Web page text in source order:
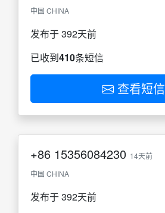
中国 CHINA
发布于 392天前
已收到410条短信
查看短信
+86 15356084230 14天前
中国 CHINA
发布于 392天前